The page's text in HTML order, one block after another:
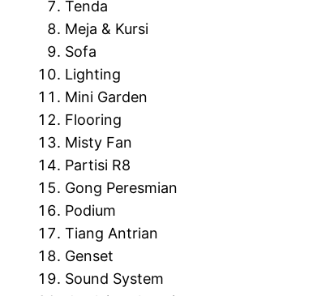
Tenda
Meja & Kursi
Sofa
Lighting
Mini Garden
Flooring
Misty Fan
Partisi R8
Gong Peresmian
Podium
Tiang Antrian
Genset
Sound System